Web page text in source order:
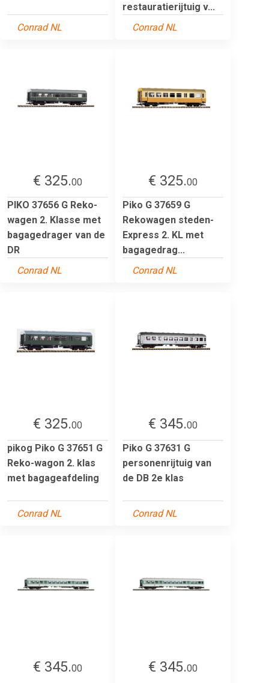
Conrad NL
restauratierijtuig v...
Conrad NL
€ 325.00
PIKO 37656 G Reko-
wagen 2. Klasse met
bagagedrager van de
DR
Conrad NL
€ 325.00
Piko G 37659 G
Rekowagen steden-
Express 2. KL met
bagagedrag...
Conrad NL
€ 325.00
pikog Piko G 37651 G
Reko-wagon 2. klas
met bagageafdeling
Conrad NL
€ 345.00
Piko G 37631 G
personenrijtuig van
de DB 2e klas
Conrad NL
€ 345.00 € 345.00